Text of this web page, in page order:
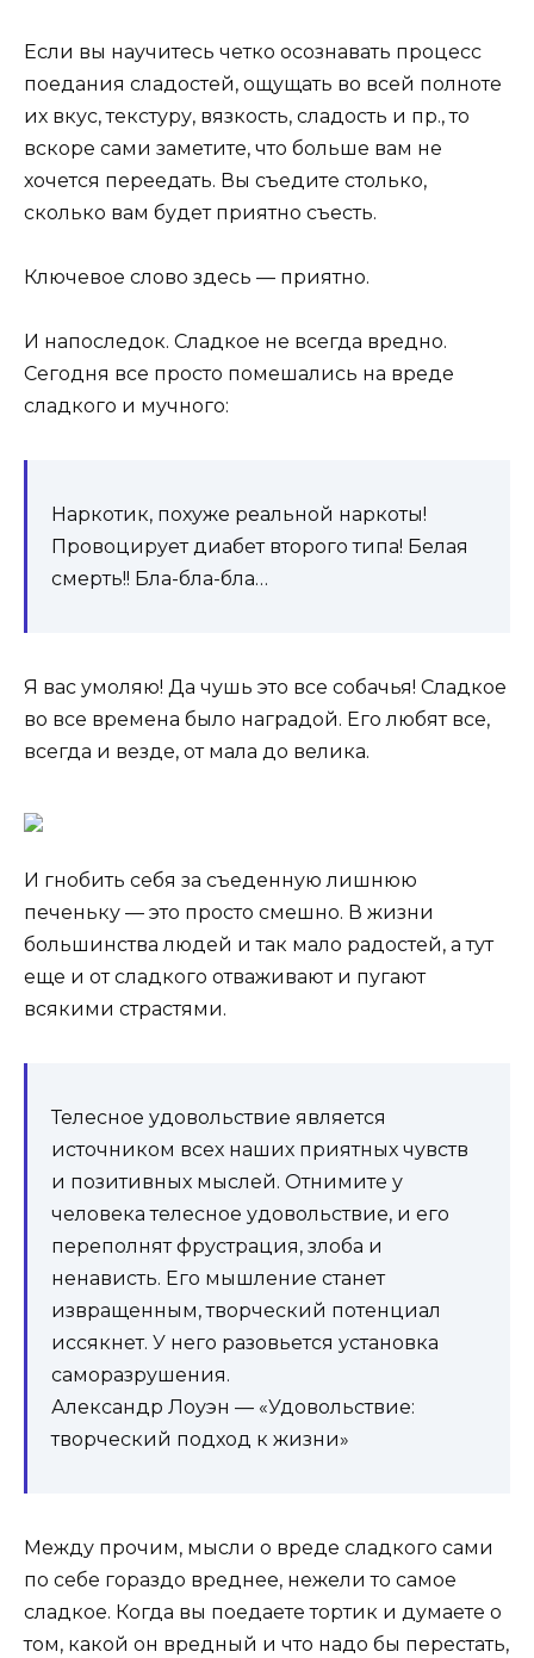
Если вы научитесь четко осознавать процесс
поедания сладостей, ощущать во всей полноте
их вкус, текстуру, вязкость, сладость и пр., то
вскоре сами заметите, что больше вам не
хочется переедать. Вы съедите столько,
сколько вам будет приятно съесть.
Ключевое слово здесь — приятно.
И напоследок. Сладкое не всегда вредно.
Сегодня все просто помешались на вреде
сладкого и мучного:
Наркотик, похуже реальной наркоты!
Провоцирует диабет второго типа! Белая
смерть!! Бла-бла-бла…
Я вас умоляю! Да чушь это все собачья! Сладкое
во все времена было наградой. Его любят все,
всегда и везде, от мала до велика.
И гнобить себя за съеденную лишнюю
печеньку — это просто смешно. В жизни
большинства людей и так мало радостей, а тут
еще и от сладкого отваживают и пугают
всякими страстями.
Телесное удовольствие является
источником всех наших приятных чувств
и позитивных мыслей. Отнимите у
человека телесное удовольствие, и его
переполнят фрустрация, злоба и
ненависть. Его мышление станет
извращенным, творческий потенциал
иссякнет. У него разовьется установка
саморазрушения.
Александр Лоуэн — «Удовольствие:
творческий подход к жизни»
Между прочим, мысли о вреде сладкого сами
по себе гораздо вреднее, нежели то самое
сладкое. Когда вы поедаете тортик и думаете о
том, какой он вредный и что надо бы перестать,